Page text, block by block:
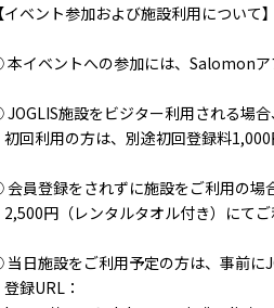
【イベント参加および施設利用について】
イベントへの参加には、Salomonア
施設をビジター利用される場
初回利用の方は、別途初回登録料1,000
員登録をされずに施設をご利用の場合
2,500円（レンタルタオル付き）にてご
日施設をご利用予定の方は、事前に
登録URL：